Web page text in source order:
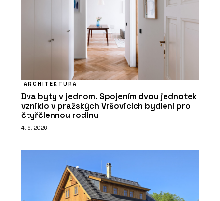
ARCHITEKTURA
Dva byty v jednom. Spojením dvou jednotek
vzniklo v pražských Vršovicích bydlení pro
čtyřčlennou rodinu
4. 6. 2026